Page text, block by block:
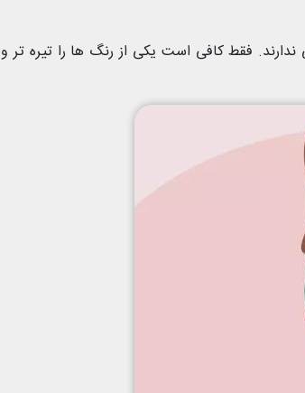
فقط کافی است یکی از رنگ ها را تیره تر و